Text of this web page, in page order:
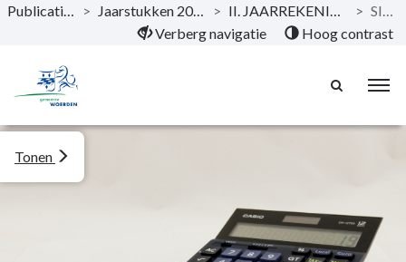
Naar hoofdinhoud
Publicaties > Jaarstukken 2020 > II. JAARREKENING >
SISA
Verberg navigatie
Hoog contrast
Tonen